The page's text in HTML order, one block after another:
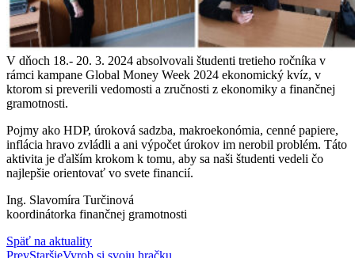
V dňoch 18.- 20. 3. 2024 absolvovali študenti tretieho ročníka v
rámci kampane Global Money Week 2024 ekonomický kvíz, v
ktorom si preverili vedomosti a zručnosti z ekonomiky a finančnej
gramotnosti.
Pojmy ako HDP, úroková sadzba, makroekonómia, cenné papiere,
inflácia hravo zvládli a ani výpočet úrokov im nerobil problém. Táto
aktivita je ďalším krokom k tomu, aby sa naši študenti vedeli čo
najlepšie orientovať vo svete financií.
Ing. Slavomíra Turčinová
koordinátorka finančnej gramotnosti
Späť na aktuality